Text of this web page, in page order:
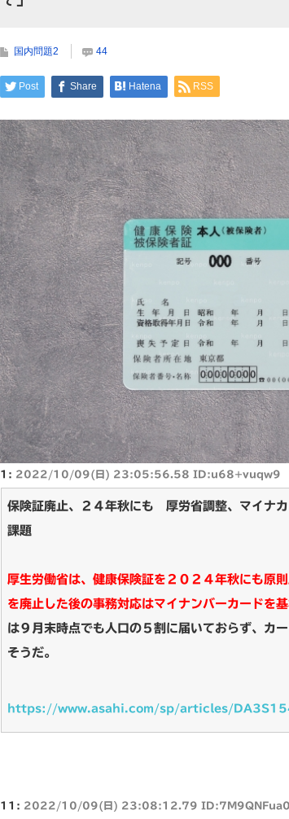
【驚愕】マチアプで会った外国人からまさかの『こ
国内問題2 44
Post Share Hatena RSS
1: 2022/10/09(日) 23:05:56.58 ID:u68+vuqw9
保険証廃止、２４年秋にも 厚労省調整、マイナ
課題
厚生労働省は、健康保険証を２０２４年秋にも原
を廃止した後の事務対応はマイナンバーカードを
は９月末時点でも人口の５割に届いておらず、カ
そうだ。
https://www.asahi.com/sp/articles/
11: 2022/10/09(日) 23:08:12.79